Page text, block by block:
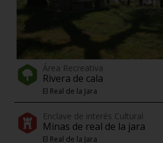
Área Recreativa
Rivera de cala
El Real de la Jara
Enclave de interés Cultural
Minas de real de la jara
El Real de la Jara